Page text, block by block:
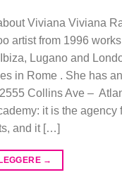
Viviana Viviana
artist from 1996
Lugano and
in Rome . She has
Collins Ave –
it is the agency
and it […]
→